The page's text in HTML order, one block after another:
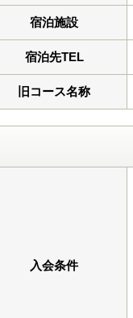
宿泊施設
宿泊先TEL
旧コース名称
入会条件